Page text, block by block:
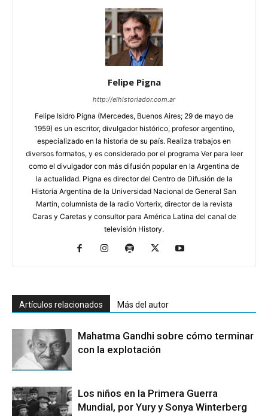
Felipe Pigna
http://elhistoriador.com.ar
Felipe Isidro Pigna (Mercedes, Buenos Aires; 29 de mayo de
1959) es un escritor, divulgador histórico, profesor argentino,
especializado en la historia de su país. Realiza trabajos en
diversos formatos, y es considerado por el programa Ver para leer
como el divulgador con más difusión popular en la Argentina de
la actualidad. Pigna es director del Centro de Difusión de la
Historia Argentina de la Universidad Nacional de General San
Martín, columnista de la radio Vorterix, director de la revista
Caras y Caretas y consultor para América Latina del canal de
televisión History.
Artículos relacionados Más del autor
Mahatma Gandhi sobre cómo terminar
con la explotación
Los niños en la Primera Guerra
Mundial, por Yury y Sonya Winterberg